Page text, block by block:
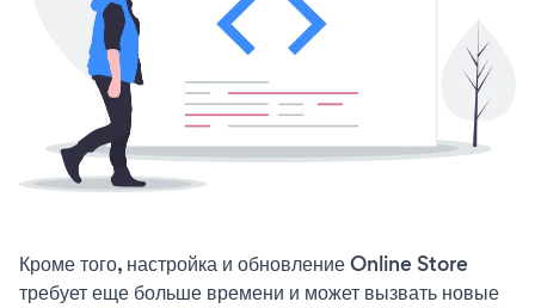
Кроме того, настройка и обновление Online Store
требует еще больше времени и может вызвать новые